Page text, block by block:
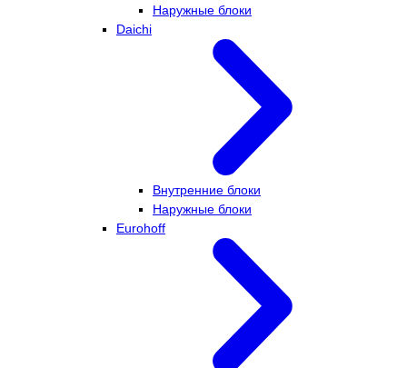
Наружные блоки
Daichi
Внутренние блоки
Наружные блоки
Eurohoff